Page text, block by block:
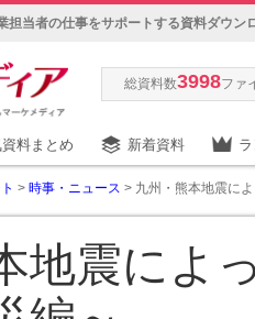
担当者の仕事をサポートする資料ダウン
総資料数3998ファ
資料まとめ 新着資料
> 時事・ニュース > 九州・熊本地震に
地震によ